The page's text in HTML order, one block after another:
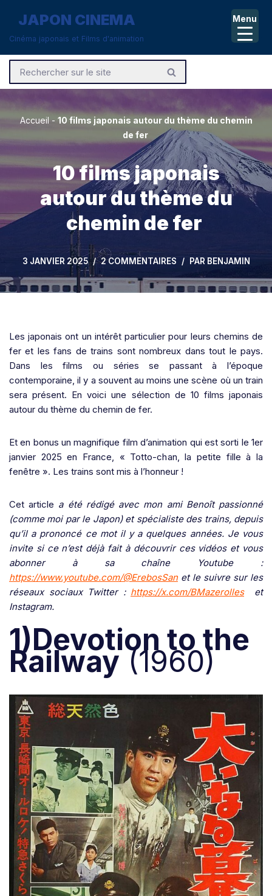
Aller
contenu
JAPON CINEMA
Cinéma japonais et Films d'animation
Accueil - 10 films japonais autour du thème du chemin
de fer
10 films japonais
autour du thème du
chemin de fer
3 JANVIER 2025 2 COMMENTAIRES PAR BENJAMIN
Les japonais ont un intérêt particulier pour leurs chemins de
fer et les fans de trains sont nombreux dans tout le pays.
Dans les films ou séries se passant à l’époque
contemporaine, il y a souvent au moins une scène où un train
sera présent. En voici une sélection de 10 films japonais
autour du thème du chemin de fer.
Et en bonus un magnifique film d’animation qui est sorti le 1er
janvier 2025 en France, « Totto-chan, la petite fille à la
fenêtre ». Les trains sont mis à l’honneur !
Cet article a été rédigé avec mon ami Benoît passionné
(comme moi par le Japon) et spécialiste des trains, depuis
qu’il a prononcé ce mot il y a quelques années. Je vous
invite si ce n’est déjà fait à découvrir ces vidéos et vous
abonner à sa chaîne Youtube :
https://www.youtube.com/@ErebosSanet le suivre sur les
réseaux sociaux Twitter : https://x.com/BMazerolleset
Instagram.
1)Devotion to the
Railway(1960)
Menu